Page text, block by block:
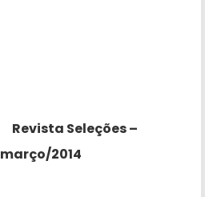
Revista Seleções –
março/2014